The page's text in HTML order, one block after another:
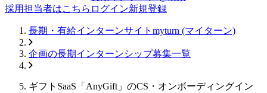
採用担当者はこちら ログイン新規登録
長期・有給インターンサイトmyturn (マイターン)
企画の長期インターンシップ募集一覧
ギフトSaaS「AnyGift」のCS・オンボーディングイン